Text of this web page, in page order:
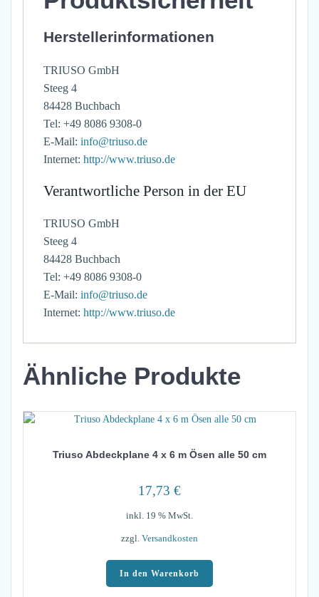
Herstellerinformationen
TRIUSO GmbH
Steeg 4
84428 Buchbach
Tel: +49 8086 9308-0
E-Mail: info@triuso.de
Internet: http://www.triuso.de
Verantwortliche Person in der EU
TRIUSO GmbH
Steeg 4
84428 Buchbach
Tel: +49 8086 9308-0
E-Mail: info@triuso.de
Internet: http://www.triuso.de
Ähnliche Produkte
Triuso Abdeckplane 4 x 6 m Ösen alle 50 cm
17,73 €
inkl. 19 % MwSt.
zzgl. Versandkosten
In den Warenkorb